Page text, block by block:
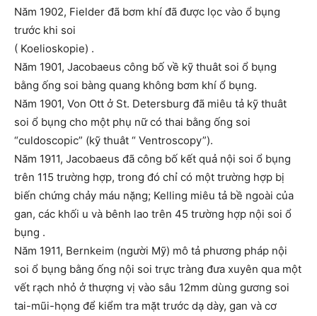
Năm 1902, Fielder đã bơm khí đã được lọc vào ổ bụng
trước khi soi
( Koelioskopie) .
Năm 1901, Jacobaeus công bố về kỹ thuât soi ổ bụng
bằng ống soi bàng quang không bơm khí ổ bụng.
Năm 1901, Von Ott ở St. Detersburg đã miêu tả kỹ thuât
soi ổ bụng cho một phụ nữ có thai bằng ống soi
“culdoscopic” (kỹ thuât “ Ventroscopy”).
Năm 1911, Jacobaeus đã công bố kết quả nội soi ổ bụng
trên 115 trường hợp, trong đó chỉ có một trường hợp bị
biến chứng chảy máu nặng; Kelling miêu tả bề ngoài của
gan, các khối u và bênh lao trên 45 trường hợp nội soi ổ
bụng .
Năm 1911, Bernkeim (người Mỹ) mô tả phương pháp nội
soi ổ bụng bằng ống nội soi trực tràng đưa xuyên qua một
vết rạch nhỏ ở thượng vị vào sâu 12mm dùng gương soi
tai-mũi-họng để kiểm tra mặt trước dạ dày, gan và cơ